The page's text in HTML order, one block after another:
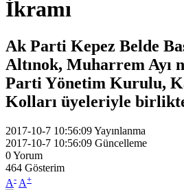
İkramı
Ak Parti Kepez Belde
Altınok, Muharrem Ayı
Parti Yönetim Kurulu,
Kolları üyeleriyle birlikte
2017-10-7 10:56:09Yayınlanma
2017-10-7 10:56:09 Güncelleme
0Yorum
464 Gösterim
A- A+